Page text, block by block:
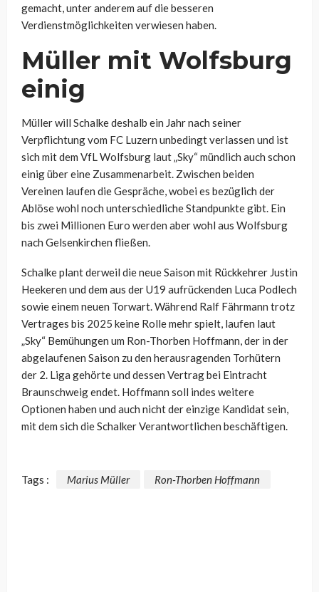
gemacht, unter anderem auf die besseren
Verdienstmöglichkeiten verwiesen haben.
Müller mit Wolfsburg
einig
Müller will Schalke deshalb ein Jahr nach seiner
Verpflichtung vom FC Luzern unbedingt verlassen und ist
sich mit dem VfL Wolfsburg laut „Sky“ mündlich auch schon
einig über eine Zusammenarbeit. Zwischen beiden
Vereinen laufen die Gespräche, wobei es bezüglich der
Ablöse wohl noch unterschiedliche Standpunkte gibt. Ein
bis zwei Millionen Euro werden aber wohl aus Wolfsburg
nach Gelsenkirchen fließen.
Schalke plant derweil die neue Saison mit Rückkehrer Justin
Heekeren und dem aus der U19 aufrückenden Luca Podlech
sowie einem neuen Torwart. Während Ralf Fährmann trotz
Vertrages bis 2025 keine Rolle mehr spielt, laufen laut
„Sky“ Bemühungen um Ron-Thorben Hoffmann, der in der
abgelaufenen Saison zu den herausragenden Torhütern
der 2. Liga gehörte und dessen Vertrag bei Eintracht
Braunschweig endet. Hoffmann soll indes weitere
Optionen haben und auch nicht der einzige Kandidat sein,
mit dem sich die Schalker Verantwortlichen beschäftigen.
Tags : Marius Müller Ron-Thorben Hoffmann